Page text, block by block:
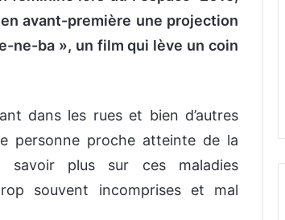
avant-première une projection
ne-ba », un film qui lève un coin
dans les rues et bien d’autres
personne proche atteinte de la
savoir plus sur ces maladies
souvent incomprises et mal